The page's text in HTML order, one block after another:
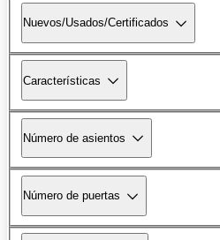
Nuevos/Usados/Certificados
Características
Número de asientos
Número de puertas